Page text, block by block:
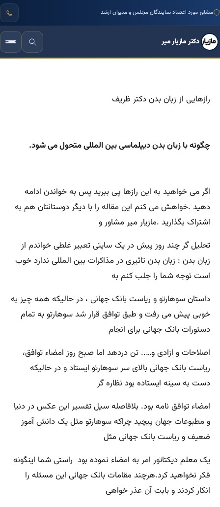
مشاور مورد اعتماد نمایندگان مجلس و مدیران ارشد
دکتر مازیار میر
رازهایی از زبان بدن دکتر ظریف
چگونه با زبان بدن دیپلماسی بین المللی متحول می شود.
اگر می خواهید به این رازها پی ببرید پس به خواندن ادامه
دهید .خواهش می کنم این مقاله را با دیگر دوستانتان هم به
اشتراک بگذارید .مازیار میر مشاور و
تحلیل گر چند روز پیش در یک سایتی تعبیر غلطی خواندم از
زبان بدن : زبان بدن تاثیری در مذاکرات بین المللی ندارد خوب
است توجه شما را جلب کنم به
داستان سوهارتو و ریاست بانک جهانی ، در حالیکه همه چیز به
خوبی پیش می رفت و طبق توافق قرار شد سوهارتو به تمام
دستورات بانک جهانی برای انجام
اصلاحات و ازادی و….. تن دردهد اما صبح روز امضاء توافق،
ریاست بانک جهانی بالای سر سوهارتو ایستاد و در حالیکه
دست به سینه ایستاده بود نظاره گر
امضاء توافق نامه بود. بلافاصله سیل تفسیر این عکس در دنیا
و مطبوعات جهان پیچید چراکه سوهارتو مثل یک دانش آموز
ضعیف و ریاست بانک جهانی مثل
یک معلم دیکتاتور امر به امضاء نموده بود راستی شما اینگونه
فکر نخواهید کرد.هرچند مقامات بانک جهانی این مسئله را
انکار کردند و بابت آن عذر خواهی